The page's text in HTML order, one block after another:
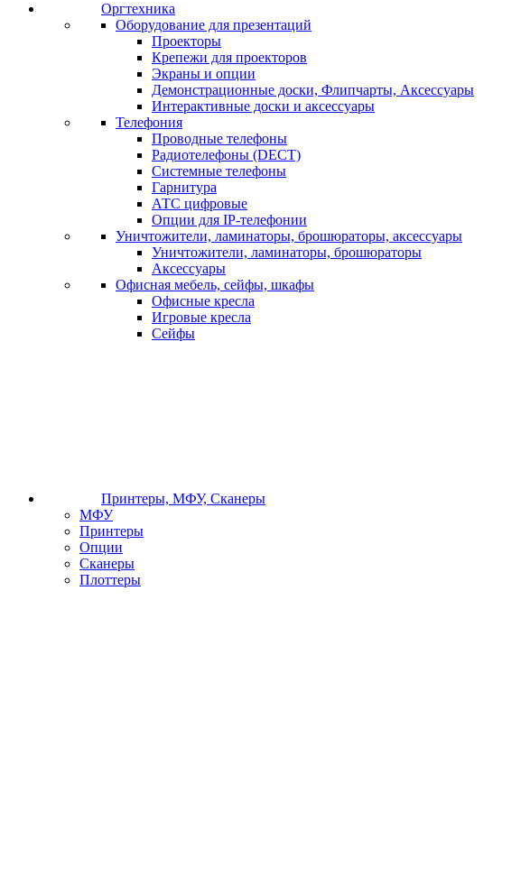
Оргтехника
Оборудование для презентаций
Проекторы
Крепежи для проекторов
Экраны и опции
Демонстрационные доски, Флипчарты, Аксессуары
Интерактивные доски и аксессуары
Телефония
Проводные телефоны
Радиотелефоны (DECT)
Системные телефоны
Гарнитура
АТС цифровые
Опции для IP-телефонии
Уничтожители, ламинаторы, брошюраторы, аксессуары
Уничтожители, ламинаторы, брошюраторы
Аксессуары
Офисная мебель, сейфы, шкафы
Офисные кресла
Игровые кресла
Сейфы
Принтеры, МФУ, Сканеры
МФУ
Принтеры
Опции
Сканеры
Плоттеры